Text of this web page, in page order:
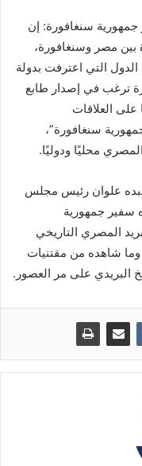
سنغافورة: إن
بين مصر وسنغافورة،
التي اعترفت بدولة
سنغافورة ترغب في إصدار طابع
يحتفي بمرور ٦٠ عامًا على العلاقات
سنغافورة”،
محليًا ودوليًا.
عبده علوان رئيس مجلس
سفير جمهورية
المصري التاريخي
وما شاهده من مقتنيات
البريدي على مر العصور.